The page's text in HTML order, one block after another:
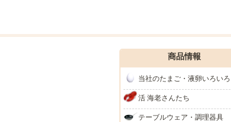
商品情報
当社のたまご・液卵いろいろ
活 海老さんたち
テーブルウェア・調理器具